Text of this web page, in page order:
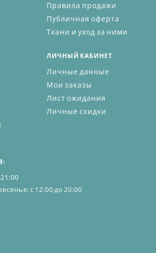
Правила продажи
Публичная оферта
Ткани и уход за ними
ЛИЧНЫЙ КАБИНЕТ
Личные данные
Мои заказы
Лист ожидания
Личные скидки
с 12:00 до 20:00